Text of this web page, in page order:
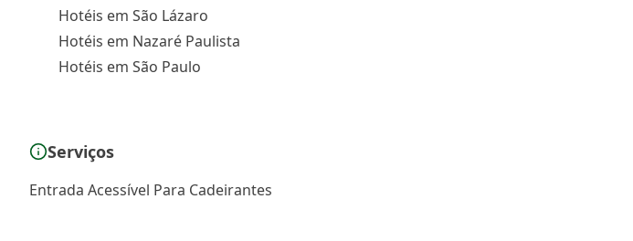
Hotéis em São Lázaro
Hotéis em Nazaré Paulista
Hotéis em São Paulo
Serviços
Entrada Acessível Para Cadeirantes